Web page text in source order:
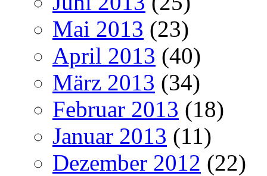
Mai 2013 (23)
April 2013 (40)
März 2013 (34)
Februar 2013 (18)
Januar 2013 (11)
Dezember 2012 (22)